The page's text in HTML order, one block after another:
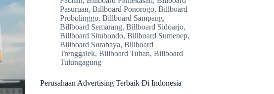
Pasuruan,Billboard Ponorogo,Billboard
Probolinggo,Billboard Sampang,
Billboard Semarang,Billboard Sidoarjo,
Billboard Situbondo,Billboard Sumenep,
Billboard Surabaya,Billboard
Trenggalek,Billboard Tuban,Billboard
Tulungagung
Perusahaan Advertising Terbaik Di Indonesia